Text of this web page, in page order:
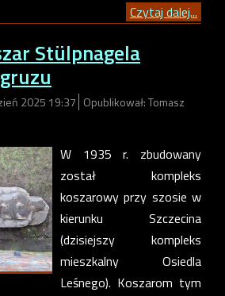
Czytaj dalej...
Stülpnagela
2025 19:37 Opublikował: Tomasz
W 1935 r. zbudowany
został kompleks
koszarowy przy szosie w
kierunku Szczecina
(dzisiejszy kompleks
mieszkalny Osiedla
Leśnego). Koszarom tym